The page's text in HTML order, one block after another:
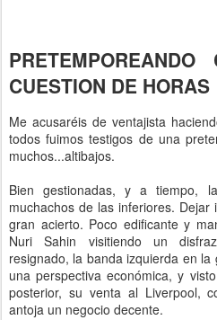
CUESTION DE HORAS
Me acusaréis de ventajista
todos fuimos testigos de una
muchos...altibajos.
Bien gestionadas, y a tiempo,
muchachos de las inferiores.
gran acierto. Poco edificante y
Nuri Sahin visitiendo un
resignado, la banda izquierda en
una perspectiva económica, y
posterior, su venta al Liverpool,
antoja un negocio decente.